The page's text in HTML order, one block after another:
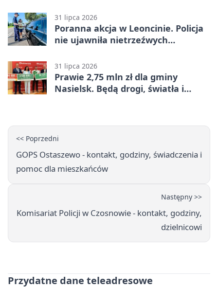
Mazowiecki 1:2
31 lipca 2026
Poranna akcja w Leoncinie. Policja
nie ujawniła nietrzeźwych
31 lipca 2026
Prawie 2,75 mln zł dla gminy
Nasielsk. Będą drogi, światła i
<< Poprzedni
GOPS Ostaszewo - kontakt, godziny, świadczenia i
pomoc dla mieszkańców
Następny >>
Komisariat Policji w Czosnowie - kontakt, godziny,
dzielnicowi
Przydatne dane teleadresowe